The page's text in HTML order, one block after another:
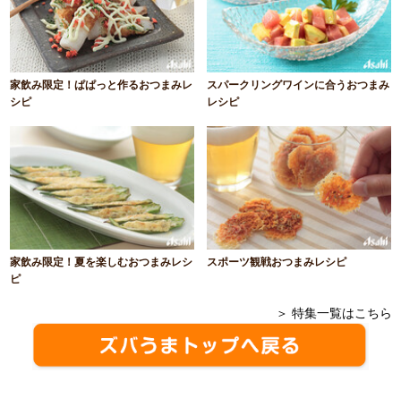
家飲み限定！ぱぱっと作るおつまみレ
シピ
スパークリングワインに合うおつまみ
レシピ
家飲み限定！夏を楽しむおつまみレシ
ピ
スポーツ観戦おつまみレシピ
＞ 特集一覧はこちら